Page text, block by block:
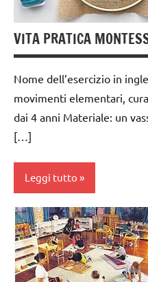
Primavera
scienze:
piante
TUTORIAL
TUTTI GLI
ARGOMENTI
PER ETA'
TUTTI GLI
ARTICOLI
varie -
manualità
VITA
PRATICA
anni
DOWNLOAD
TUTTI GLI
ARGOMENTI
PER ETA'
TUTTI GLI
ARTICOLI
VITA
PRATICA
VITA PRATICA
Nome dell’esercizio in
movimenti elementari,
dai 4 anni Materiale: un
[…]
Leggi tutto
dai
3 ai
6
anni